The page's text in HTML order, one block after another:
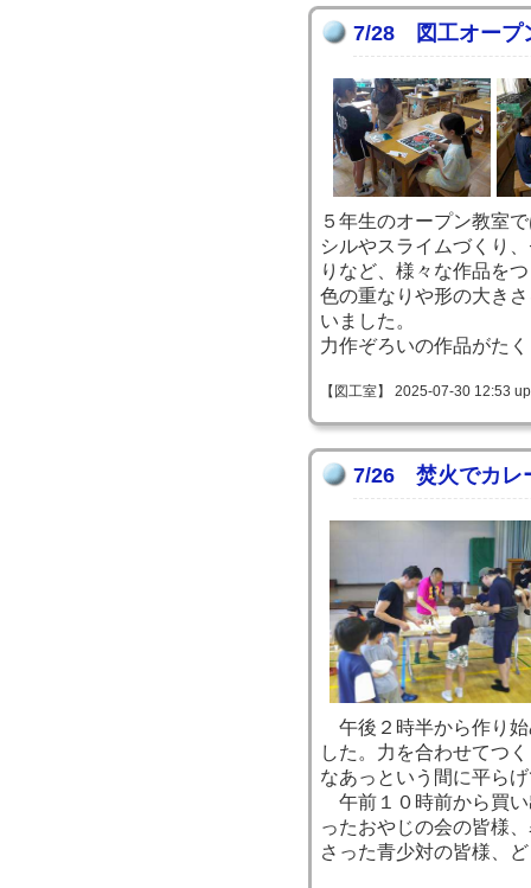
7/28 図工オー
５年生のオープン教室
シルやスライムづくり
りなど、様々な作品を
色の重なりや形の大き
いました。
力作ぞろいの作品がた
【図工室】 2025-07-30 12:53
7/26 焚火でカレ
午後２時半から作り始
した。力を合わせてつ
なあっという間に平ら
午前１０時前から買い
ったおやじの会の皆様
さった青少対の皆様、